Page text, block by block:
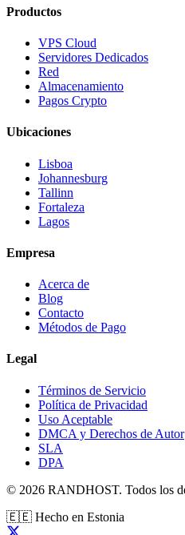
Productos
VPS Cloud
Servidores Dedicados
Red
Almacenamiento
Pagos Crypto
Ubicaciones
Lisboa
Johannesburg
Tallinn
Fortaleza
Lagos
Empresa
Acerca de
Blog
Contacto
Métodos de Pago
Legal
Términos de Servicio
Política de Privacidad
Uso Aceptable
DMCA y Derechos de Autor
SLA
DPA
© 2026 RANDHOST. Todos los
🇪🇪 Hecho en Estonia